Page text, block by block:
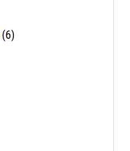
(6)